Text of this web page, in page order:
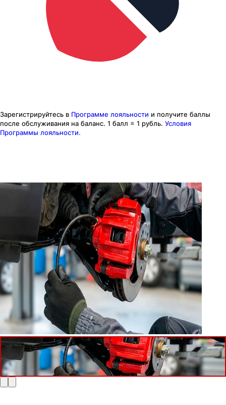
Зарегистрируйтесь в Программе лояльности и получите баллы
после обслуживания на баланс. 1 балл = 1 рубль. Условия
Программы лояльности.